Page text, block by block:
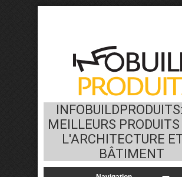
MEILLEURS PRODUITS
L'ARCHITECTURE
BÂTIMENT